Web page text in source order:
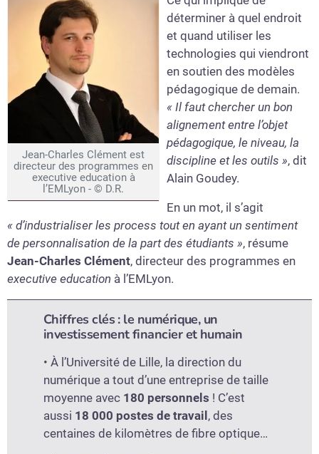
Jean-Charles Clément est
directeur des programmes en
executive education à
l’EMLyon - © D.R.
déterminer à quel endroit
et quand utiliser les
technologies qui viendront
en soutien des modèles
pédagogique de demain.
« Il faut chercher un bon
alignement entre l’objet
pédagogique, le niveau, la
discipline et les outils », dit
Alain Goudey.
En un mot, il s’agit
« d’industrialiser les process tout en ayant un sentiment
de personnalisation de la part des étudiants », résume
Jean-Charles Clément, directeur des programmes en
executive education à l’EMLyon.
Chiffres clés : le numérique, un
investissement financier et humain
• À l’Université de Lille, la direction du
numérique a tout d’une entreprise de taille
moyenne avec 180 personnels ! C’est
aussi 18 000 postes de travail, des
centaines de kilomètres de fibre optique…